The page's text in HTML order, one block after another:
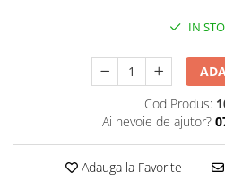
IN
Cod Produs:
Ai nevoie de ajutor?
Adauga la Favorite